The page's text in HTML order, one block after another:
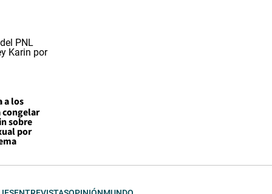
a los
congelar
sobre
por